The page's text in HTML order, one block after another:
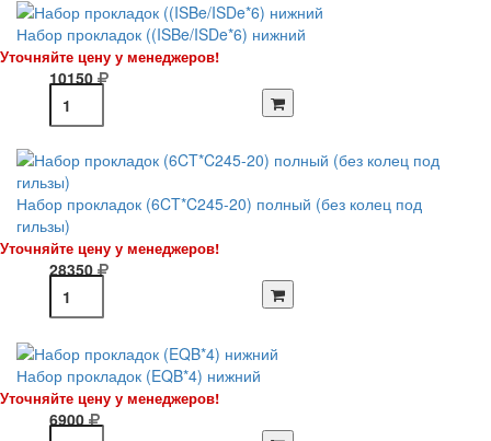
Набор прокладок ((ISBe/ISDe*6) нижний
Уточняйте цену у менеджеров!
10150
Набор прокладок (6CT*C245-20) полный (без колец под
гильзы)
Уточняйте цену у менеджеров!
28350
Набор прокладок (EQB*4) нижний
Уточняйте цену у менеджеров!
6900